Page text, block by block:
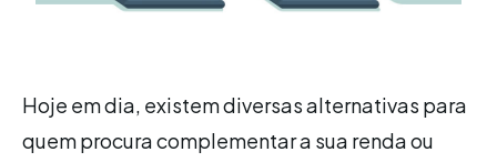
Hoje em dia, existem diversas alternativas para
quem procura complementar a sua renda ou